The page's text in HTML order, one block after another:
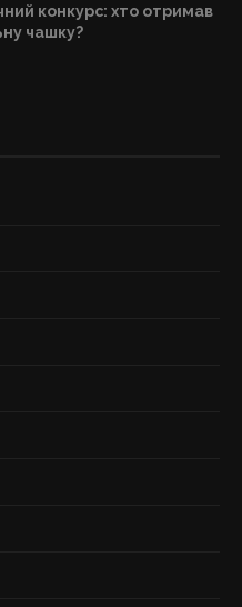
конкурс: хто отримав
чашку?